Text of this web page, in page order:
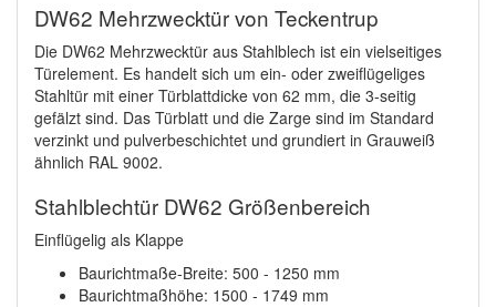
DW62 Mehrzwecktür von Teckentrup
Die DW62 Mehrzwecktür aus Stahlblech ist ein vielseitiges
Türelement. Es handelt sich um ein- oder zweiflügeliges
Stahltür mit einer Türblattdicke von 62 mm, die 3-seitig
gefälzt sind. Das Türblatt und die Zarge sind im Standard
verzinkt und pulverbeschichtet und grundiert in Grauweiß
ähnlich RAL 9002.
Stahlblechtür DW62 Größenbereich
Einflügelig als Klappe
Baurichtmaße-Breite: 500 - 1250 mm
Baurichtmaßhöhe: 1500 - 1749 mm